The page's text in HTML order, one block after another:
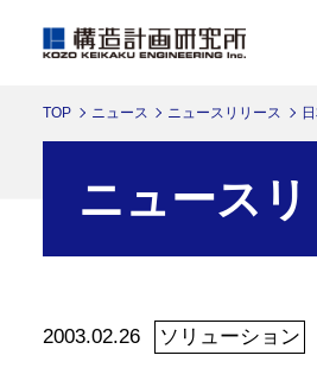
TOP ニュース ニュースリリース
ニュース
2003.02.26 ソリューション